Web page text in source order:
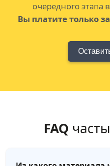
очередного
Вы платите только
FAQ